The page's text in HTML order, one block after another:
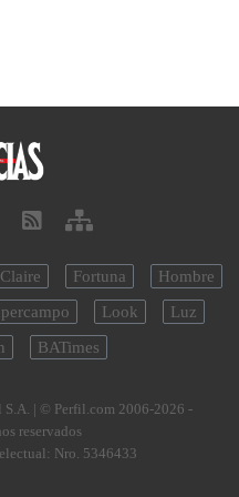
Fortuna
Hombre
Look
Luz
BATimes
| © Perfil.com 2006-2026 -
reservados
Nro. 5346433